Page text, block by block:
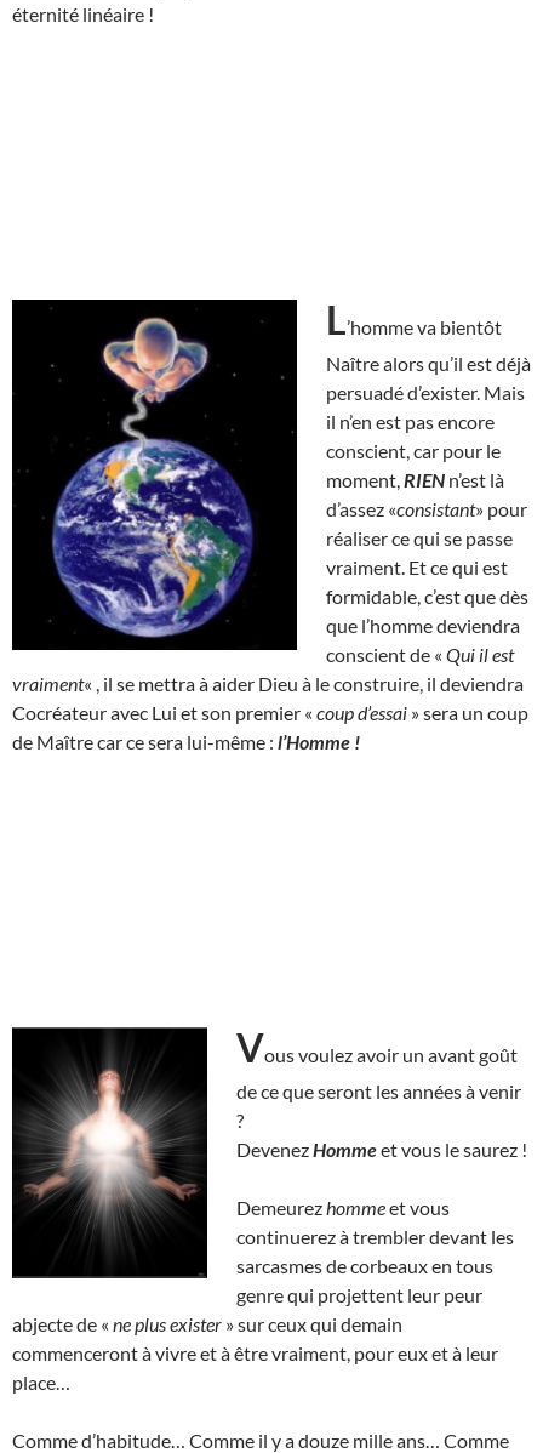
éternité linéaire !
L’homme va bientôt
Naître alors qu’il est déjà
persuadé d’exister. Mais
il n’en est pas encore
conscient, car pour le
moment, RIEN n’est là
d’assez «consistant» pour
réaliser ce qui se passe
vraiment. Et ce qui est
formidable, c’est que dès
que l’homme deviendra
conscient de « Qui il est
vraiment« , il se mettra à aider Dieu à le construire, il deviendra
Cocréateur avec Lui et son premier « coup d’essai » sera un coup
de Maître car ce sera lui-même : l’Homme !
Vous voulez avoir un avant goût
de ce que seront les années à venir
?
DevenezHommeet vous le saurez !
Demeurez hommeet vous
continuerez à trembler devant les
sarcasmes de corbeaux en tous
genre qui projettent leur peur
abjecte de « ne plus exister » sur ceux qui demain
commenceront à vivre et à être vraiment, pour eux et à leur
place…
Comme d’habitude… Comme il y a douze mille ans… Comme